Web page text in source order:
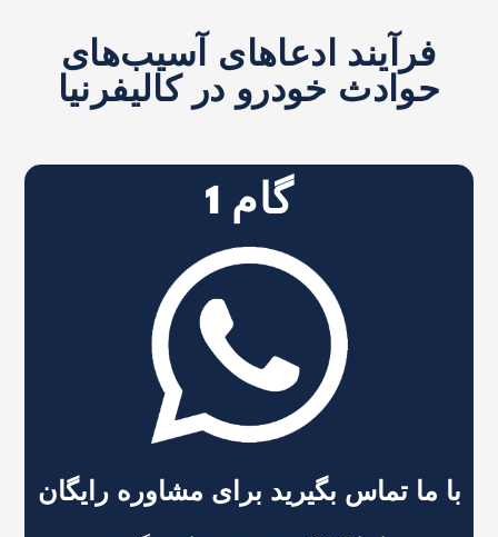
فرآیند ادعاهای آسیب‌های
حوادث خودرو در کالیفرنیا
گام 1
با ما تماس بگیرید برای مشاوره رایگان